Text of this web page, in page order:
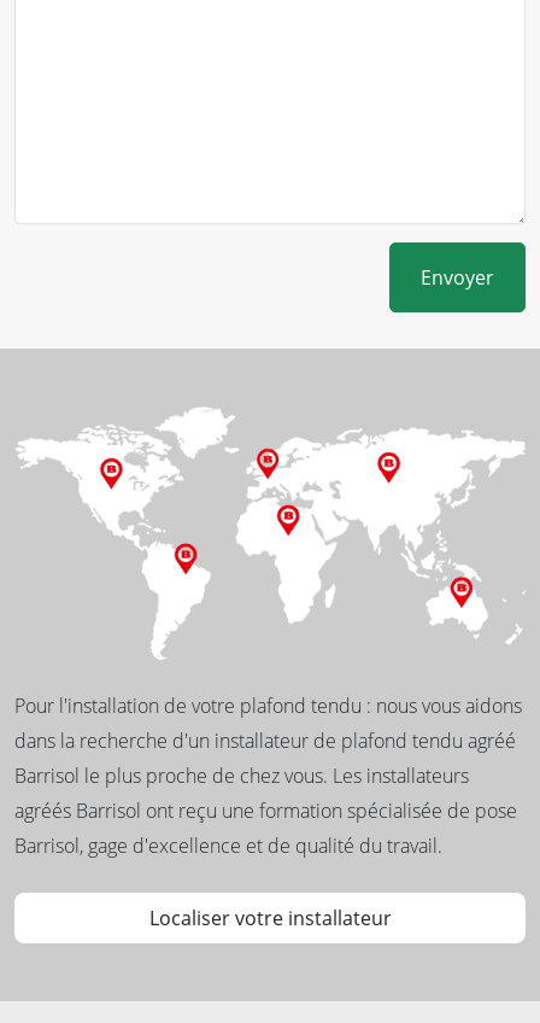
Envoyer
Pour l'installation de votre plafond tendu : nous vous aidons
dans la recherche d'un installateur de plafond tendu agréé
Barrisol le plus proche de chez vous. Les installateurs
agréés Barrisol ont reçu une formation spécialisée de pose
Barrisol, gage d'excellence et de qualité du travail.
Localiser votre installateur